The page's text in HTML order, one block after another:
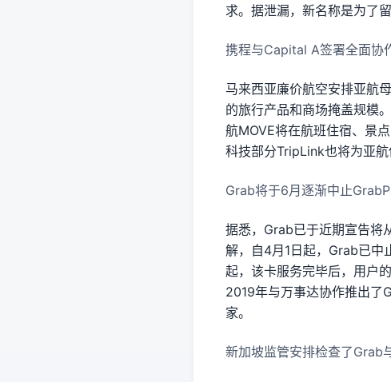
求。据泄漏，新名称是为了
携程与Capital A签署全面协
马来西亚廉价航空安排亚航
的旅行产品和商场掩盖规模
航MOVE将在航班住宿、景
科技部分TripLink也将为亚航
Grab将于6月逐渐中止
据悉，Grab已于近期宣告将
解，自4月1日起，Grab已中
起，该卡服务完毕后，用户
2019年与万事达协作推出
家。
新加坡监管安排检查了Grab